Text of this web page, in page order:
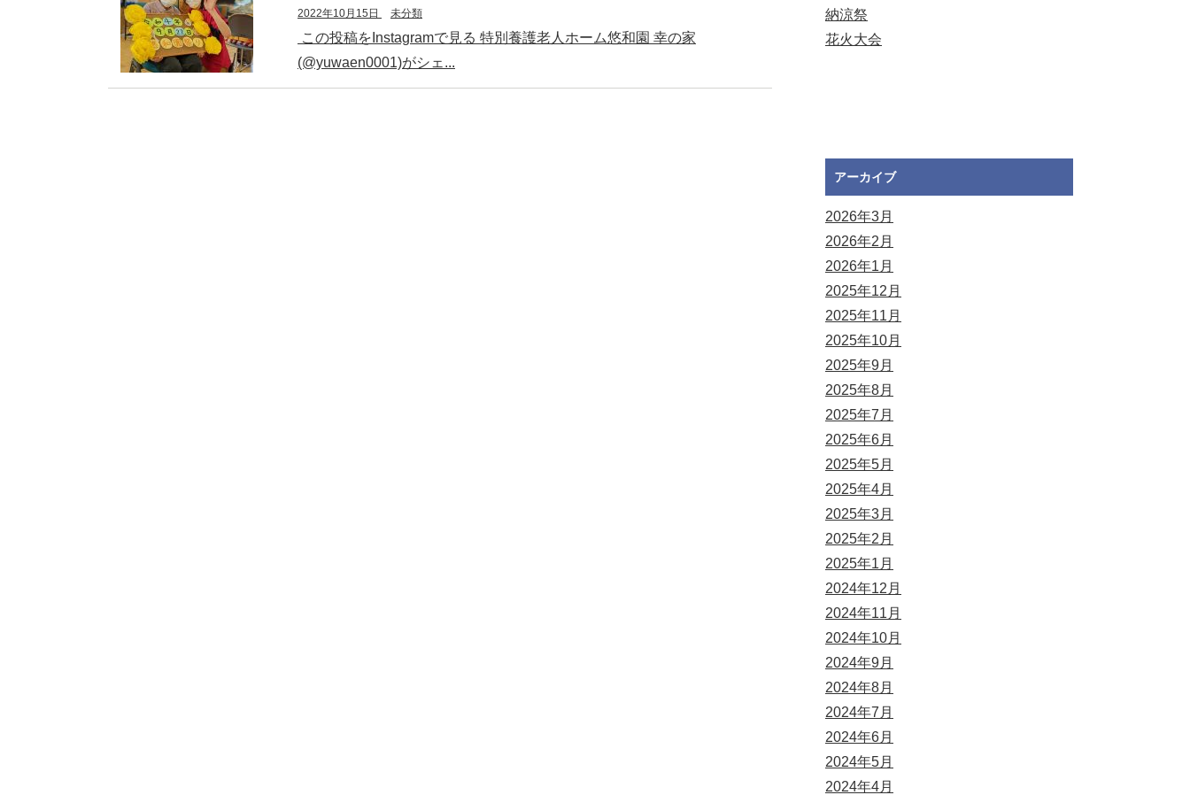
2022年10月15日 未分類
⁡ この投稿をInstagramで見る 特別養護老人ホーム悠和園 幸の家
(@yuwaen0001)がシェ...
納涼祭
花火大会
アーカイブ
2026年3月
2026年2月
2026年1月
2025年12月
2025年11月
2025年10月
2025年9月
2025年8月
2025年7月
2025年6月
2025年5月
2025年4月
2025年3月
2025年2月
2025年1月
2024年12月
2024年11月
2024年10月
2024年9月
2024年8月
2024年7月
2024年6月
2024年5月
2024年4月